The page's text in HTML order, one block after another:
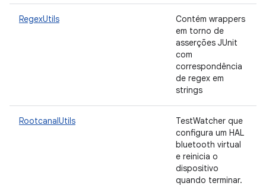
RegexUtils
Contém wrappers
em torno de
asserções JUnit
com
correspondência
de regex em
strings
RootcanalUtils
TestWatcher que
configura um HAL
bluetooth virtual
e reinicia o
dispositivo
quando terminar.